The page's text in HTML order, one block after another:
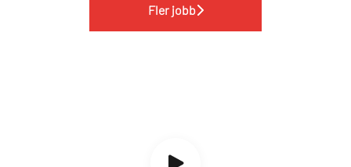
Fler jobb